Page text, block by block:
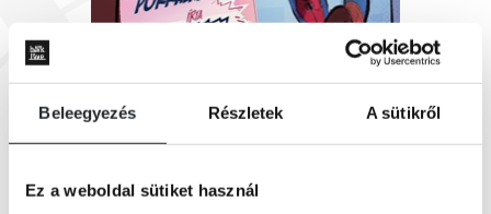
Beleegyezés Részletek A sütikről
Ez a weboldal sütiket használ